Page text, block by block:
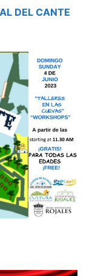
DEL CANTE